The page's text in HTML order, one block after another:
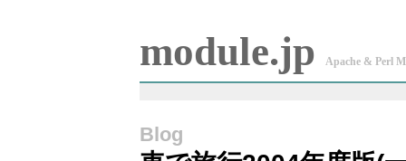
module.jp Apache & Perl
Blog